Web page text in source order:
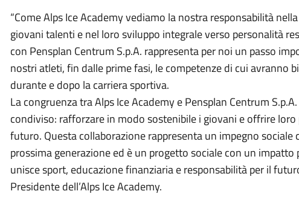
“Come Alps Ice Academy vediamo la nostra responsabilità
giovani talenti e nel loro sviluppo integrale verso personalità
con Pensplan Centrum S.p.A. rappresenta per noi un passo
nostri atleti, fin dalle prime fasi, le competenze di cui avranno
durante e dopo la carriera sportiva.
La congruenza tra Alps Ice Academy e Pensplan Centrum
condiviso: rafforzare in modo sostenibile i giovani e offrire
futuro. Questa collaborazione rappresenta un impegno
prossima generazione ed è un progetto sociale con un
unisce sport, educazione finanziaria e responsabilità per il
Presidente dell’Alps Ice Academy.